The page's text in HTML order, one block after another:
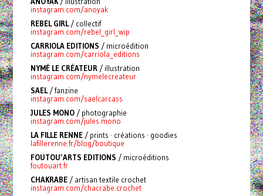
instagram.com/anoyak
REBEL GIRL/ collectif
instagram.com/rebel_girl_wip
CARRIOLA EDITIONS / microédition
instagram.com/carriola_editions
NYMÉ LE CRÉATEUR/ illustration
instagram.com/nymelecreateur
SAEL/ fanzine
instagram.com/saelcarcass
JULES MONO/ photographie
instagram.com/jules.mono
LA FILLE RENNE/ prints · créations · goodies
lafillerenne.fr/blog/boutique
FOUTOU’ARTS EDITIONS / microéditions
foutouart.fr
CHAKRABE/ artisan textile crochet
instagram.com/chacrabe.crochet